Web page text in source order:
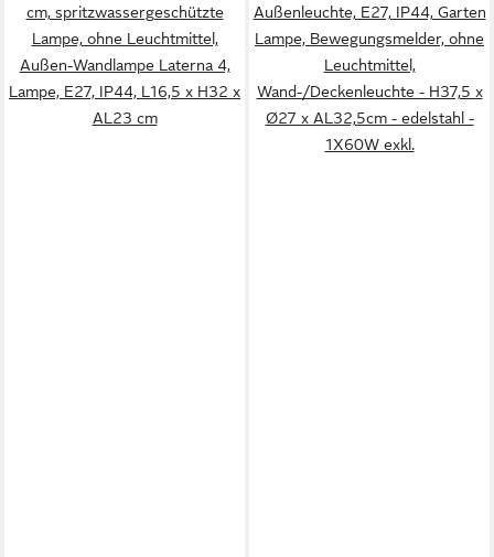
cm, spritzwassergeschützte
Lampe, ohne Leuchtmittel,
Außen-Wandlampe Laterna 4,
Lampe, E27, IP44, L16,5 x H32 x
AL23 cm
Außenleuchte, E27, IP44, Garten
Lampe, Bewegungsmelder, ohne
Leuchtmittel,
Wand-/Deckenleuchte - H37,5 x
Ø27 x AL32,5cm - edelstahl -
1X60W exkl.